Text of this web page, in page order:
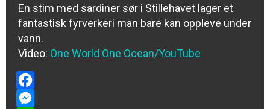
En stim med sardiner sør i Stillehavet lager et
fantastisk fyrverkeri man bare kan oppleve under
vann.
Video: One World One Ocean/YouTube
Facebook